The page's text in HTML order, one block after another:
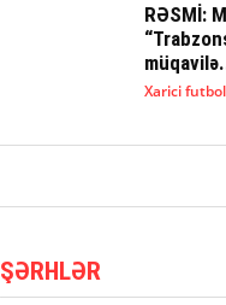
RƏSMİ:
Xarici futbol
ŞƏRHLƏR